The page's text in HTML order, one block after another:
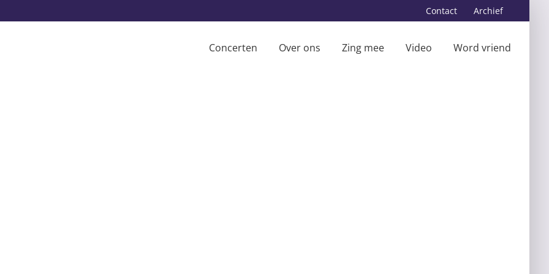
Contact Archief
Concerten Over ons Zing mee Video Word vriend